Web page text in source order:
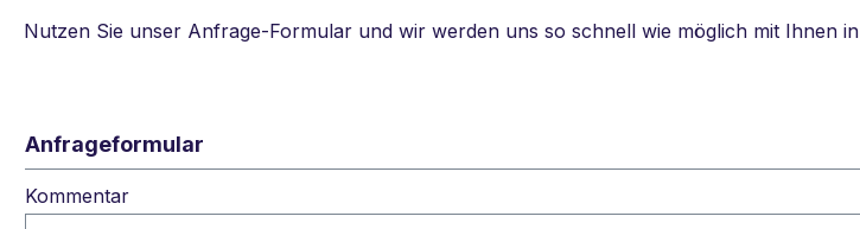
Nutzen Sie unser Anfrage-Formular und wir werden uns so schnell wie möglich mit Ihnen
Anfrageformular
Kommentar